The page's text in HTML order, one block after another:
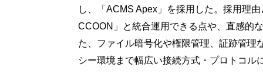
し、「ACMS Apex」を採用した。採用理
CCOON」と統合運用できる点や、直感的
た、ファイル暗号化や権限管理、証跡管理
シー環境まで幅広い接続方式・プロトコル